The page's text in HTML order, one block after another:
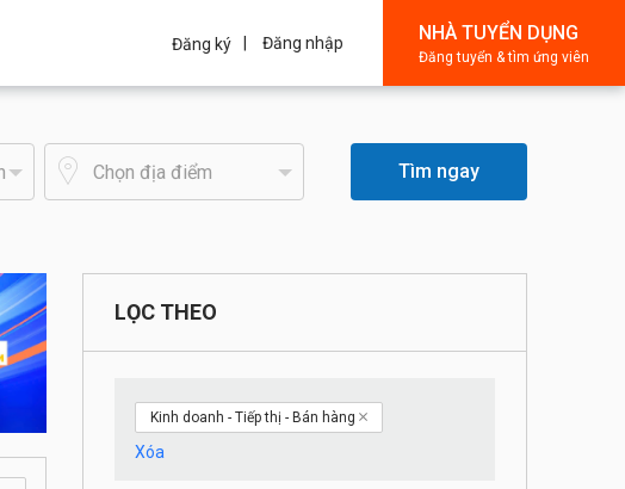
Đăng ký Đăng nhập NHÀ TUYỂN DỤNG
Đăng tuyển & tìm ứng viên
Tìm ngay
LỌC THEO
Kinh doanh - Tiếp thị - Bán hàng
Xóa